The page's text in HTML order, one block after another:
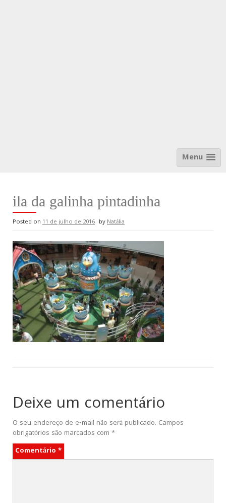
Menu
ila da galinha pintadinha
Posted on 11 de julho de 2016 byNatália
Deixe um comentário
O seu endereço de e-mail não será publicado. Campos
obrigatórios são marcados com *
Comentário *